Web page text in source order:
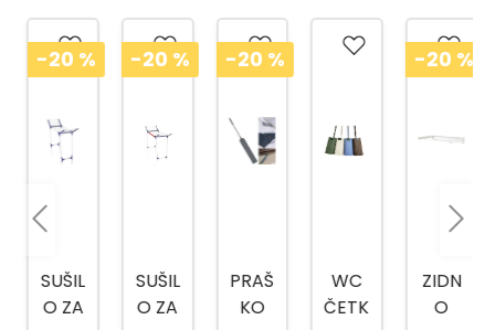
-20 %
SUŠIL
O ZA
-20 %
SUŠIL
O ZA
-20 %
PRAŠ
KO
WC
ČETK
-20 %
ZIDN
O